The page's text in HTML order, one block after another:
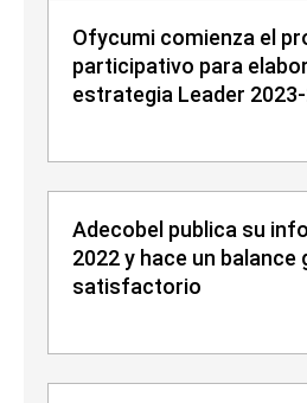
Ofycumi comienza el
participativo para
estrategia Leader
Adecobel publica su
2022 y hace un balance
satisfactorio